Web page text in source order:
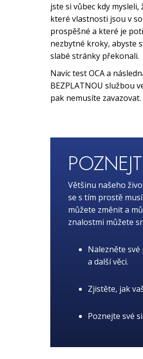
jste si vůbec kdy mysleli,
které vlastnosti jsou v
prospěšné a které je
nezbytné kroky, abyste
slabé stránky překonali.
Navíc test OCA a
BEZPLATNOU službou
pak nemusíte zavazovat.
Většinu našeho
se s tím prostě
můžete změnit a
znalostmi můžete
Nalezněte
a další věci.
Zjistěte, jak
Poznejte své